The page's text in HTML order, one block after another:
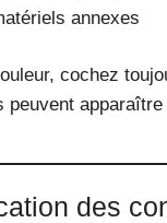
annexes
cochez
peuvent
des